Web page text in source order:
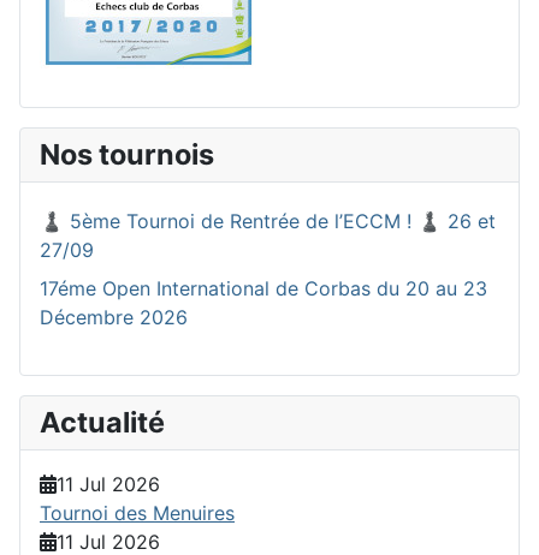
Nos tournois
♟️ 5ème Tournoi de Rentrée de l’ECCM ! ♟️ 26 et
27/09
17éme Open International de Corbas du 20 au 23
Décembre 2026
Actualité
11 Jul 2026
Tournoi des Menuires
11 Jul 2026